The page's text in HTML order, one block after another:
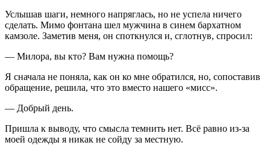
Услышав шаги, немного напряглась, но не успела ничего
сделать. Мимо фонтана шел мужчина в синем бархатном
камзоле. Заметив меня, он споткнулся и, сглотнув, спросил:
— Милора, вы кто? Вам нужна помощь?
Я сначала не поняла, как он ко мне обратился, но, сопоставив
обращение, решила, что это вместо нашего «мисс».
— Добрый день.
Пришла к выводу, что смысла темнить нет. Всё равно из-за
моей одежды я никак не сойду за местную.